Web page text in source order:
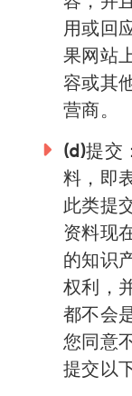
宣传
资源
集线
火花
博客
获取
用或回
果网站
容或其
营商。
(d)提交
料，即
此类提
资料现
的知识
权利，
都不会
您同意
提交以